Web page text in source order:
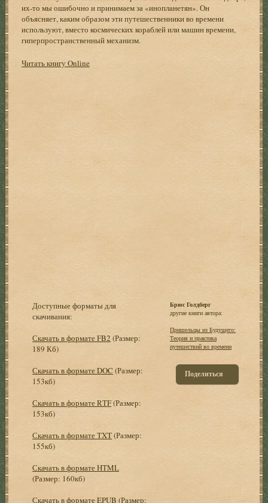
их-то мы ошибочно и принимаем за «инопланетян». Он
объясняет, каким образом эти путешественники во времени
используют, вместо космических кораблей или машин времени,
гиперпространственный механизм.
Читать книгу Online
Доступные форматы для
скачивания:
Скачать в формате FB2 (Размер:
189 Кб)
Скачать в формате DOC (Размер:
153кб)
Скачать в формате RTF(Размер:
153кб)
Скачать в формате TXT(Размер:
155кб)
Скачать в формате HTML
(Размер: 160кб)
Скачать в формате EPUB (Размер:
Брюс Голдберг
другие книги автора:
Пришельцы из Будущего:
Теория и практика
путешествий во времени
Поделиться